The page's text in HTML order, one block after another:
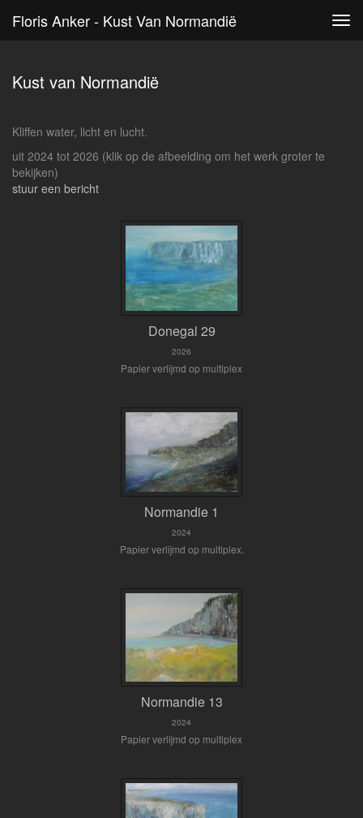
Floris Anker - Kust Van Normandië
Kust van Normandië
Kliffen water, licht en lucht.
uit 2024 tot 2026 (klik op de afbeelding om het werk groter te
bekijken)
stuur een bericht
Donegal 29
2026
Papier verlijmd op multiplex
Normandie 1
2024
Papier verlijmd op multiplex.
Normandie 13
2024
Papier verlijmd op multiplex